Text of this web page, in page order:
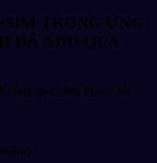
TRONG ỨNG
ĐÃ ADD QUA
công qua cổng Proxy, lúc